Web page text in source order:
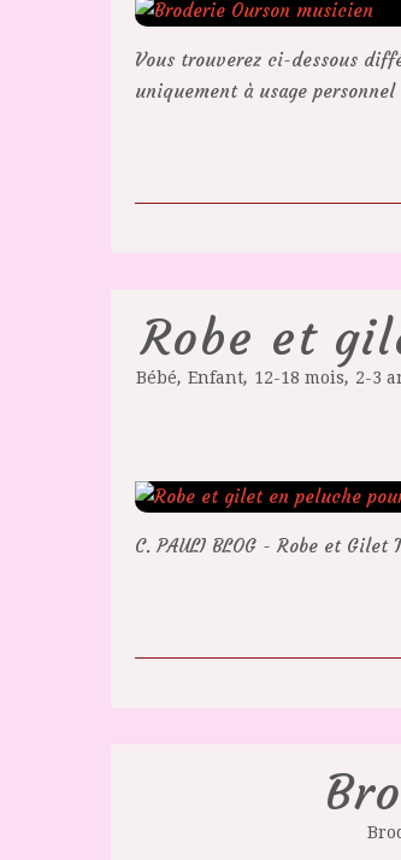
Vous trouverez ci-dessous
uniquement à usage
Robe et
Bébé, Enfant, 12-18 mois, 2-3
C. PAULI BLOG - Robe et